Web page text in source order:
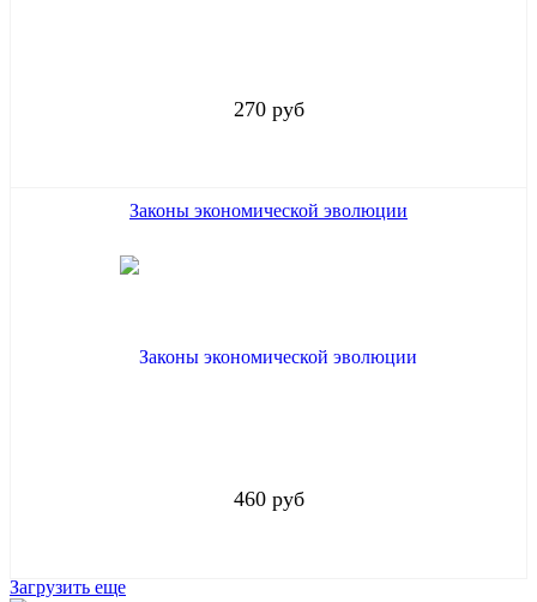
270 руб
Законы экономической эволюции
460 руб
Загрузить еще